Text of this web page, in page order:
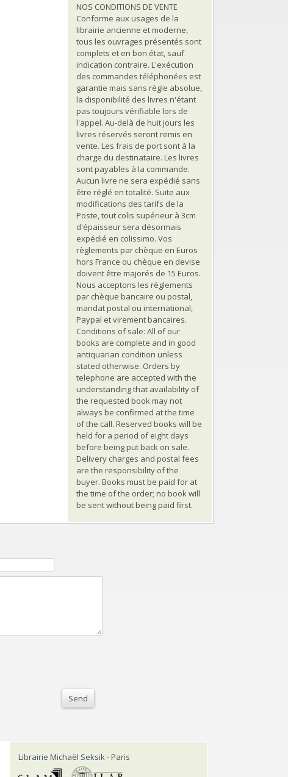
NOS CONDITIONS DE VENTE
Conforme aux usages de la
librairie ancienne et moderne,
tous les ouvrages présentés sont
complets et en bon état, sauf
indication contraire. L'exécution
des commandes téléphonées est
garantie mais sans règle absolue,
la disponibilité des livres n'étant
pas toujours vérifiable lors de
l'appel. Au-delà de huit jours les
livres réservés seront remis en
vente. Les frais de port sont à la
charge du destinataire. Les livres
sont payables à la commande.
Aucun livre ne sera expédié sans
être réglé en totalité. Suite aux
modifications des tarifs de la
Poste, tout colis supérieur à 3cm
d'épaisseur sera désormais
expédié en colissimo. Vos
règlements par chèque en Euros
hors France ou chèque en devise
doivent être majorés de 15 Euros.
Nous acceptons les règlements
par chèque bancaire ou postal,
mandat postal ou international,
Paypal et virement bancaires.
Conditions of sale: All of our
books are complete and in good
antiquarian condition unless
stated otherwise. Orders by
telephone are accepted with the
understanding that availability of
the requested book may not
always be confirmed at the time
of the call. Reserved books will be
held for a period of eight days
before being put back on sale.
Delivery charges and postal fees
are the responsibility of the
buyer. Books must be paid for at
the time of the order; no book will
be sent without being paid first.
Send
Librairie Michaël Seksik - Paris